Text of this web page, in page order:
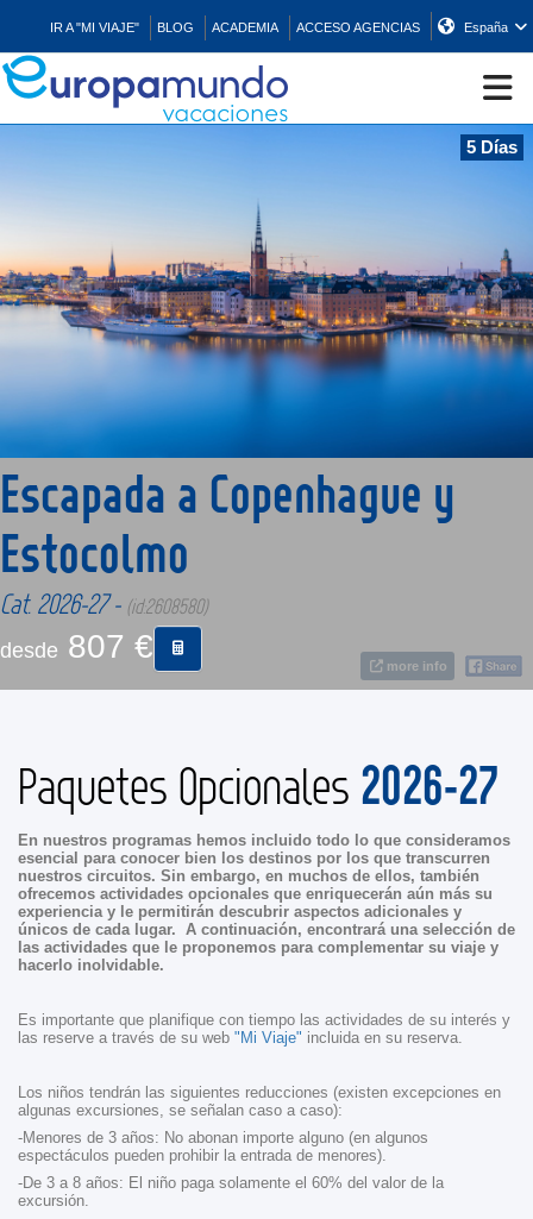
IR A "MI VIAJE" BLOG ACADEMIA ACCESO AGENCIAS España
EUROPA
ASIA
COMPRAR
5 Días
more info
Escapada a Copenhague y
Estocolmo
Cat. 2026-27 - (id:2608580)
desde 807 €
Paquetes Opcionales 2026-27
En nuestros programas hemos incluido todo lo que consideramos
esencial para conocer bien los destinos por los que transcurren
nuestros circuitos. Sin embargo, en muchos de ellos, también
ofrecemos actividades opcionales que enriquecerán aún más su
experiencia y le permitirán descubrir aspectos adicionales y
únicos de cada lugar. A continuación, encontrará una selección de
las actividades que le proponemos para complementar su viaje y
hacerlo inolvidable.
Es importante que planifique con tiempo las actividades de su interés y
las reserve a través de su web "Mi Viaje" incluida en su reserva.
Los niños tendrán las siguientes reducciones (existen excepciones en
algunas excursiones, se señalan caso a caso):
-Menores de 3 años: No abonan importe alguno (en algunos
espectáculos pueden prohibir la entrada de menores).
-De 3 a 8 años: El niño paga solamente el 60% del valor de la
excursión.